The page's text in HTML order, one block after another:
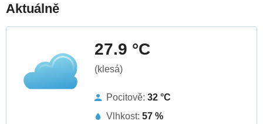
Aktuálně
27.9 °C
(klesá)
Pocitově: 32 °C
Vlhkost: 57 %